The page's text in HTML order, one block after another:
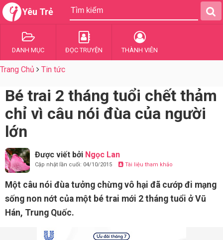
Yêu Trẻ
DANH MỤC ĐỌC TRUYỆN THÀNH VIÊN
Trang Chủ Tin tức
Bé trai 2 tháng tuổi chết thảm
chỉ vì câu nói đùa của người
lớn
Được viết bởi Ngọc Lan
Cập nhật lần cuối: 04/10/2015 Tài liệu tham khảo
Một câu nói đùa tưởng chừng vô hại đã cướp đi mạng
sống non nớt của một bé trai mới 2 tháng tuổi ở Vũ
Hán, Trung Quốc.